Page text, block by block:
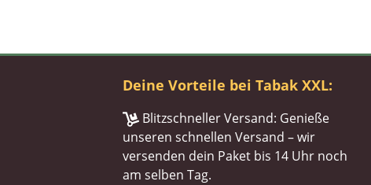
Deine Vorteile bei Tabak XXL:
Blitzschneller Versand: Genieße
unseren schnellen Versand – wir
versenden dein Paket bis 14 Uhr noch
am selben Tag.